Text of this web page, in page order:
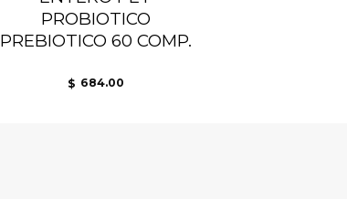
PROBIOTICO
PREBIOTICO 60 COMP.
$ 684.00